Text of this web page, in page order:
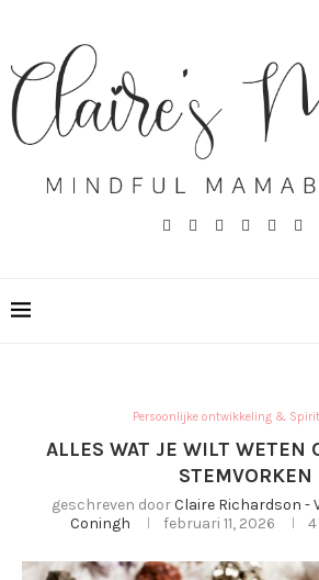
Persoonlijke ontwikkeling &
ALLES WAT JE WILT WETEN
STEMVORKEN
geschreven doorClaire Richardson -
Coningh
februari 11, 2026